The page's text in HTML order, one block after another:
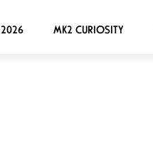
2026 MK2 CURIOSITY